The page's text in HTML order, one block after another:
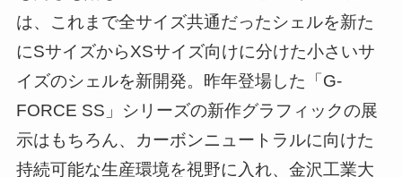
は、これまで全サイズ共通だったシェルを新た
にSサイズからXSサイズ向けに分けた小さいサ
イズのシェルを新開発。昨年登場した「G-
FORCE SS」シリーズの新作グラフィックの展
示はもちろん、カーボンニュートラルに向けた
持続可能な生産環境を視野に入れ、金沢工業大